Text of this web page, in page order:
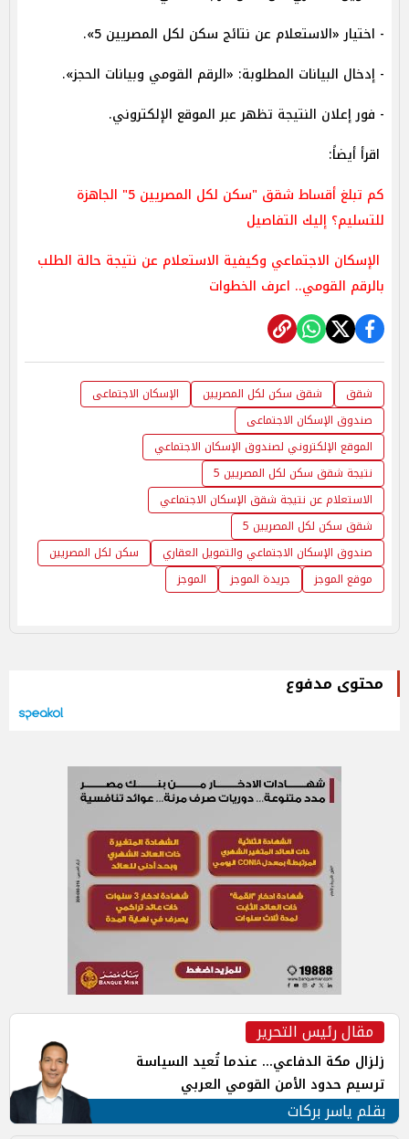
- اختيار «الاستعلام عن نتائج سكن لكل المصريين 5».
- إدخال البيانات المطلوبة: «الرقم القومي وبيانات الحجز».
- فور إعلان النتيجة تظهر عبر الموقع الإلكتروني.
اقرأ أيضاً:
كم تبلغ أقساط شقق "سكن لكل المصريين 5" الجاهزة
للتسليم؟ إليك التفاصيل
الإسكان الاجتماعي وكيفية الاستعلام عن نتيجة حالة الطلب
بالرقم القومي.. اعرف الخطوات
شقق شقق سكن لكل المصريين
الإسكان الاجتماعى
صندوق الإسكان الاجتماعى
الموقع الإلكتروني لصندوق الإسكان الاجتماعي
نتيجة شقق سكن لكل المصريين 5
الاستعلام عن نتيجة شقق الإسكان الاجتماعي
شقق سكن لكل المصريين 5
صندوق الإسكان الاجتماعي والتمويل العقاري
سكن لكل المصريين
موقع الموجز
جريدة الموجز الموجز
محتوى مدفوع
مقال رئيس التحرير
زلزال مكة الدفاعي... عندما تُعيد السياسة
ترسيم حدود الأمن القومي العربي
بقلم ياسر بركات